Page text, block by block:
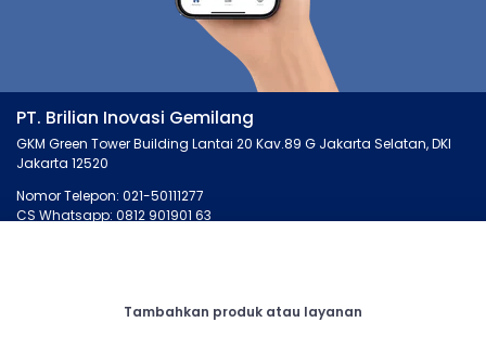
Tambahkan produk atau layanan
PT. Brilian Inovasi Gemilang
GKM Green Tower Building Lantai 20 Kav.89 G Jakarta Selatan, DKI
Jakarta 12520
Nomor Telepon: 021-50111277
CS Whatsapp: 0812 901901 63
Cari Bengkel